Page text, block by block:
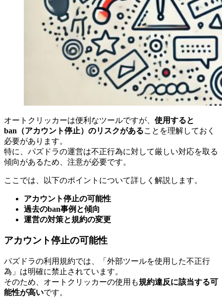
オートクリッカーは便利なツールですが、 使用すると
ban（アカウント停止）のリスクがあることを理解しておく
必要があります。
特に、パズドラの運営は不正行為に対して厳しい対応を取る
傾向があるため、注意が必要です。
ここでは、以下のポイントについて詳しく解説します。
アカウント停止の可能性
過去のban事例と傾向
運営の対策と規約の変更
アカウント停止の可能性
パズドラの利用規約では、「外部ツールを使用した不正行
為」は明確に禁止されています。
そのため、オートクリッカーの使用も規約違反に該当する可
能性が高いです。